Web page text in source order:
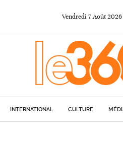
Vendredi 7Août 2026
INTERNATIONAL CULTURE